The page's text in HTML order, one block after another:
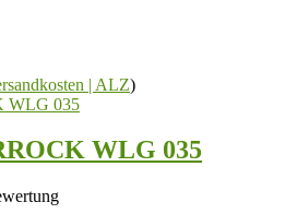
| ALZ)
WLG 035